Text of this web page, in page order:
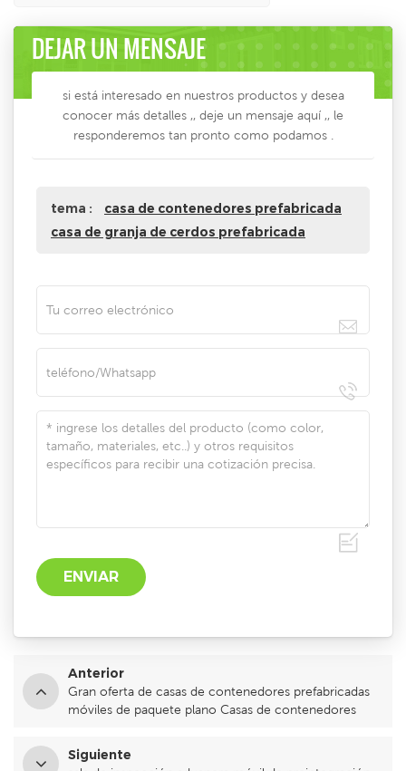
DEJAR UN MENSAJE
si está interesado en nuestros productos y desea
conocer más detalles ,, deje un mensaje aquí ,, le
responderemos tan pronto como podamos .
tema :
casa de contenedores prefabricada
casa de granja de cerdos prefabricada
Anterior
Gran oferta de casas de contenedores prefabricadas
móviles de paquete plano Casas de contenedores
Siguiente